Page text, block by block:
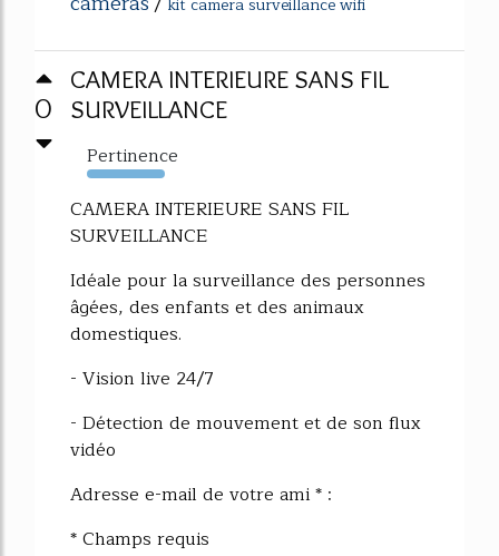
kit camera surveillance wifi
0
CAMERA INTERIEURE SANS FIL
SURVEILLANCE
Pertinence
416%
CAMERA INTERIEURE SANS FIL
SURVEILLANCE
Idéale pour la surveillance des personnes
âgées, des enfants et des animaux
domestiques.
- Vision live 24/7
- Détection de mouvement et de son flux
vidéo
Adresse e-mail de votre ami * :
* Champs requis